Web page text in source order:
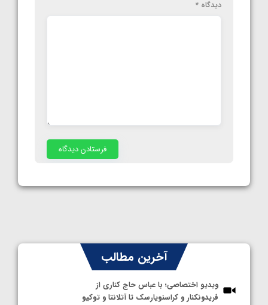
دیدگاه *
آخرین مطالب
ویدیو اختصاصی؛ با عباس حاج کناری از
فریدونکنار و کراسنویارسک تا آتلانتا و توکیو